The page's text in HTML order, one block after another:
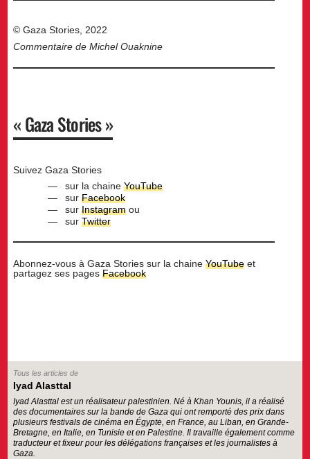
© Gaza Stories, 2022
Commentaire de Michel Ouaknine
« Gaza Stories »
Suivez Gaza Stories
sur la chaineYouTube
surFacebook
surInstagram ou
surTwitter
Abonnez-vous à Gaza Stories sur la chaineYouTube et
partagez ses pagesFacebook
Tous les articles de
Iyad Alasttal
Iyad Alasttal est un réalisateur palestinien. Né à Khan Younis, il a réalisé
des documentaires sur la bande de Gaza qui ont remporté des prix dans
plusieurs festivals de cinéma en Égypte, en France, au Liban, en Grande-
Bretagne, en Italie, en Tunisie et en Palestine. Il travaille également comme
traducteur et fixeur pour les délégations françaises et les journalistes à
Gaza.